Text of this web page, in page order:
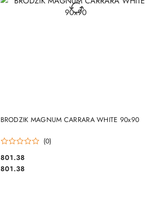
BRODZIK MAGNUM CARRARA WHITE 90x90
(0)
Cena:
801.38
Cena:
801.38
DO KOSZYKA